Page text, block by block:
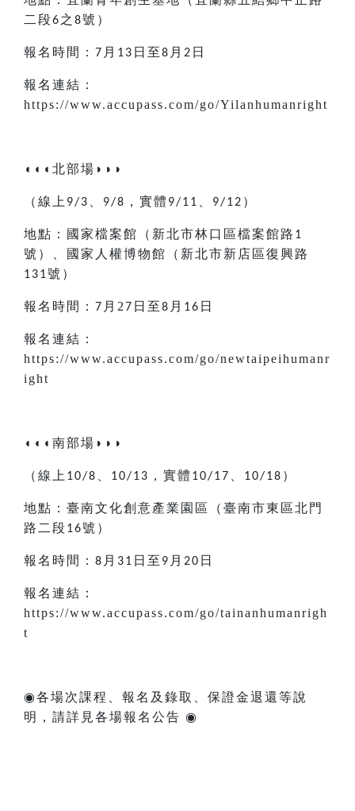
二段6之 8號）
報名時間： 7 月 13 日至8 月 2 日
報名連結：
https://www.accupass.com/go/Yilanhumanright
◖◖◖ 北部場 ◗◗◗
（線上 9/3、9/8 ，實體 9/11、9/12 ）
地點：國家檔案館（新北市林口區檔案館路 1
號）、國家人權博物館（新北市新店區復興路
131號）
報名時間： 7 月2 7 日至8 月 16 日
報名連結：
https://www.accupass.com/go/newtaipeihumanr
ight
◖◖◖ 南部場 ◗◗◗
（線上 10/8 10/13 ，實體 10/17 10/18 ）
地點：臺南文化創意產業園區（臺南市東區北門
路二段16號）
報名時間： 8 月 31 日至 9 月 20 日
報名連結：
https://www.accupass.com/go/tainanhumanrigh
t
◉各場次課程、報名及錄取、保證金退還等說
明，請詳見各場報名公告 ◉